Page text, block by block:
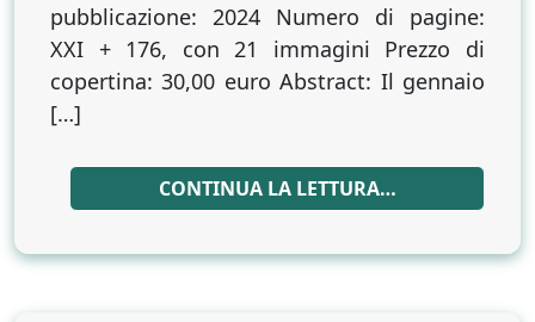
pubblicazione: 2024 Numero di pagine:
XXI + 176, con 21 immagini Prezzo di
copertina: 30,00 euro Abstract: Il gennaio
[…]
CONTINUA LA LETTURA…